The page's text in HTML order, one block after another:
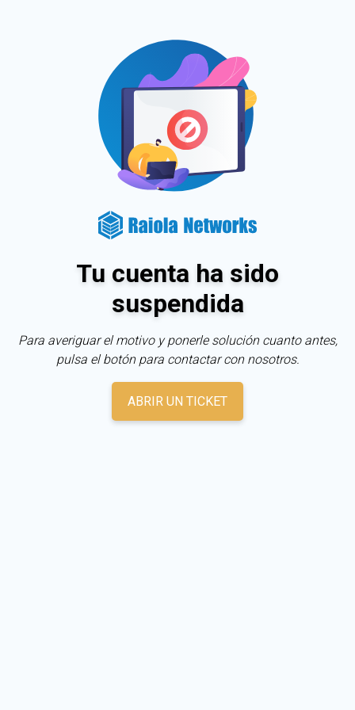
Tu cuenta ha sido
suspendida
Para averiguar el motivo y ponerle solución cuanto antes,
pulsa el botón para contactar con nosotros.
ABRIR UN TICKET